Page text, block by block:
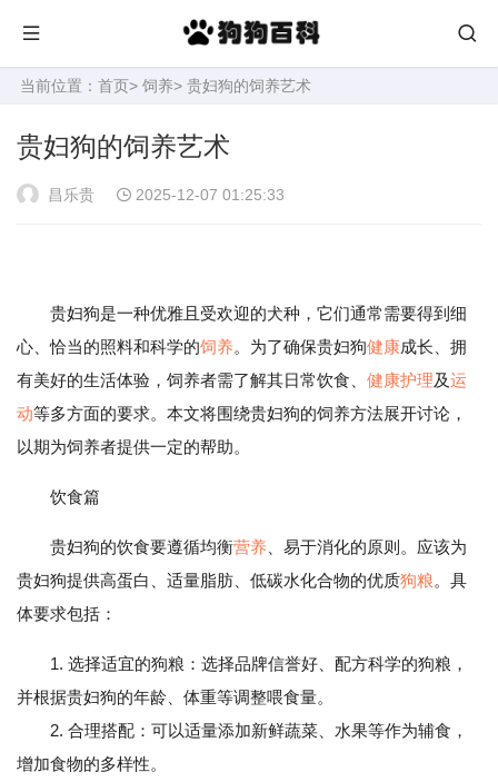
当前位置： 首页> 饲养> 贵妇狗的饲养艺术
贵妇狗的饲养艺术
昌乐贵 2025-12-07 01:25:33
贵妇狗是一种优雅且受欢迎的犬种，它们通常需要得到细
心、恰当的照料和科学的饲养。为了确保贵妇狗健康成长、拥
有美好的生活体验，饲养者需了解其日常饮食、 健康护理及运
动等多方面的要求。本文将围绕贵妇狗的饲养方法展开讨论，
以期为饲养者提供一定的帮助。
饮食篇
贵妇狗的饮食要遵循均衡营养 、易于消化的原则。应该为
贵妇狗提供高蛋白、适量脂肪、低碳水化合物的优质狗粮。具
体要求包括：
1. 选择适宜的狗粮：选择品牌信誉好、配方科学的狗粮，
并根据贵妇狗的年龄、体重等调整喂食量。
2. 合理搭配：可以适量添加新鲜蔬菜、水果等作为辅食，
增加食物的多样性。